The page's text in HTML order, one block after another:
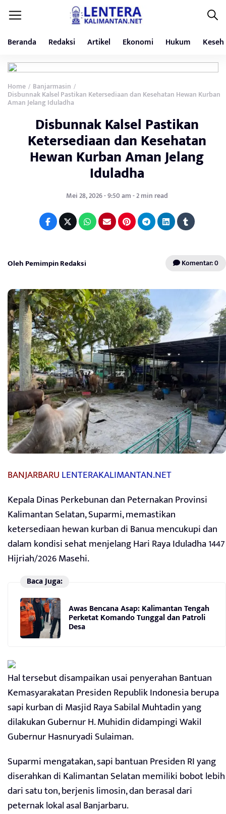
Beranda Redaksi Artikel Ekonomi Hukum
Home / Banjarmasin /
Disbunnak Kalsel Pastikan Ketersediaan dan Kesehatan Hewan Kurban
Aman Jelang Iduladha
Disbunnak Kalsel Pastikan
Ketersediaan dan Kesehatan
Hewan Kurban Aman Jelang
Iduladha
Mei 28, 2026 - 9:50 am - 2 min read
Oleh Pemimpin Redaksi Komentar: 0
BANJARBARULENTERAKALIMANTAN.NET
Kepala Dinas Perkebunan dan Peternakan Provinsi
Kalimantan Selatan, Suparmi, memastikan
ketersediaan hewan kurban di Banua mencukupi dan
dalam kondisi sehat menjelang Hari Raya Iduladha 1447
Hijriah/2026 Masehi.
Baca Juga:
Awas Bencana Asap: Kalimantan Tengah
Perketat Komando Tunggal dan Patroli
Desa
Hal tersebut disampaikan usai penyerahan Bantuan
Kemasyarakatan Presiden Republik Indonesia berupa
sapi kurban di Masjid Raya Sabilal Muhtadin yang
dilakukan Gubernur H. Muhidin didampingi Wakil
Gubernur Hasnuryadi Sulaiman.
Suparmi mengatakan, sapi bantuan Presiden RI yang
diserahkan di Kalimantan Selatan memiliki bobot lebih
dari satu ton, berjenis limosin, dan berasal dari
peternak lokal asal Banjarbaru.